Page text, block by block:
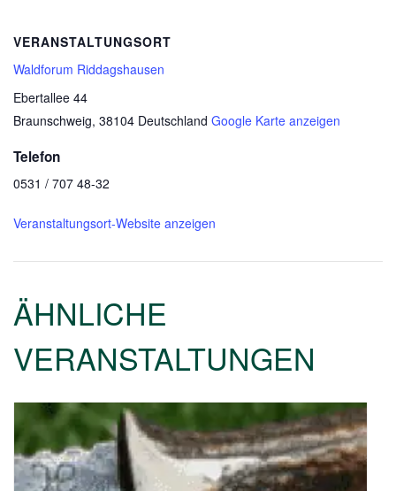
VERANSTALTUNGSORT
Waldforum Riddagshausen
Ebertallee 44
Braunschweig, 38104 Deutschland Google Karte anzeigen
Telefon
0531 / 707 48-32
Veranstaltungsort-Website anzeigen
ÄHNLICHE
VERANSTALTUNGEN